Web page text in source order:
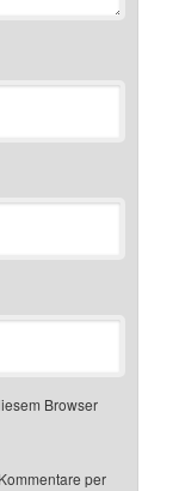
Browser
per